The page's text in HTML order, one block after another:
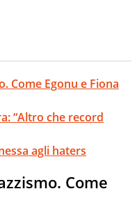
Come Egonu e Fiona
“Altro che record
agli haters
Come